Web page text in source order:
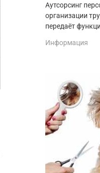
Аутсорсинг
организации
передаёт
Информация